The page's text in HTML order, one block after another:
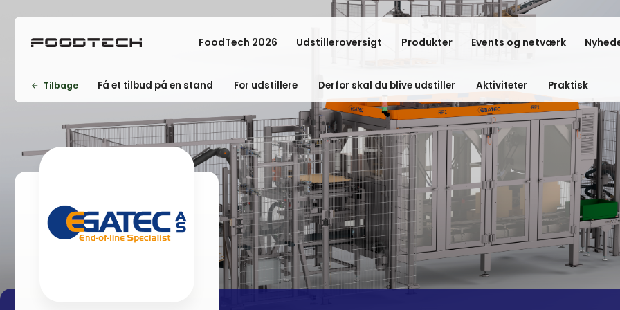
FoodTech 2026 Udstilleroversigt Produkter Events og netværk
Tilbage Få et tilbud på en stand For udstillere Derfor skal du blive udstiller Aktiviteter Praktisk